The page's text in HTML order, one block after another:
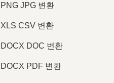
PNG JPG 변환
XLS CSV 변환
DOCX DOC 변환
DOCX PDF 변환